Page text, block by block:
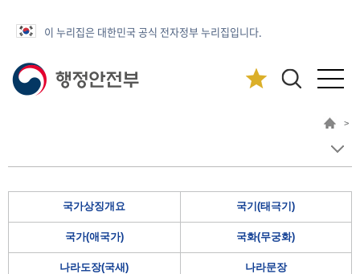
이 누리집은 대한민국 공식 전자정부 누리집입니다.
>
국가상징개요 국기(태극기)
국가(애국가) 국화(무궁화)
나라도장(국새) 나라문장